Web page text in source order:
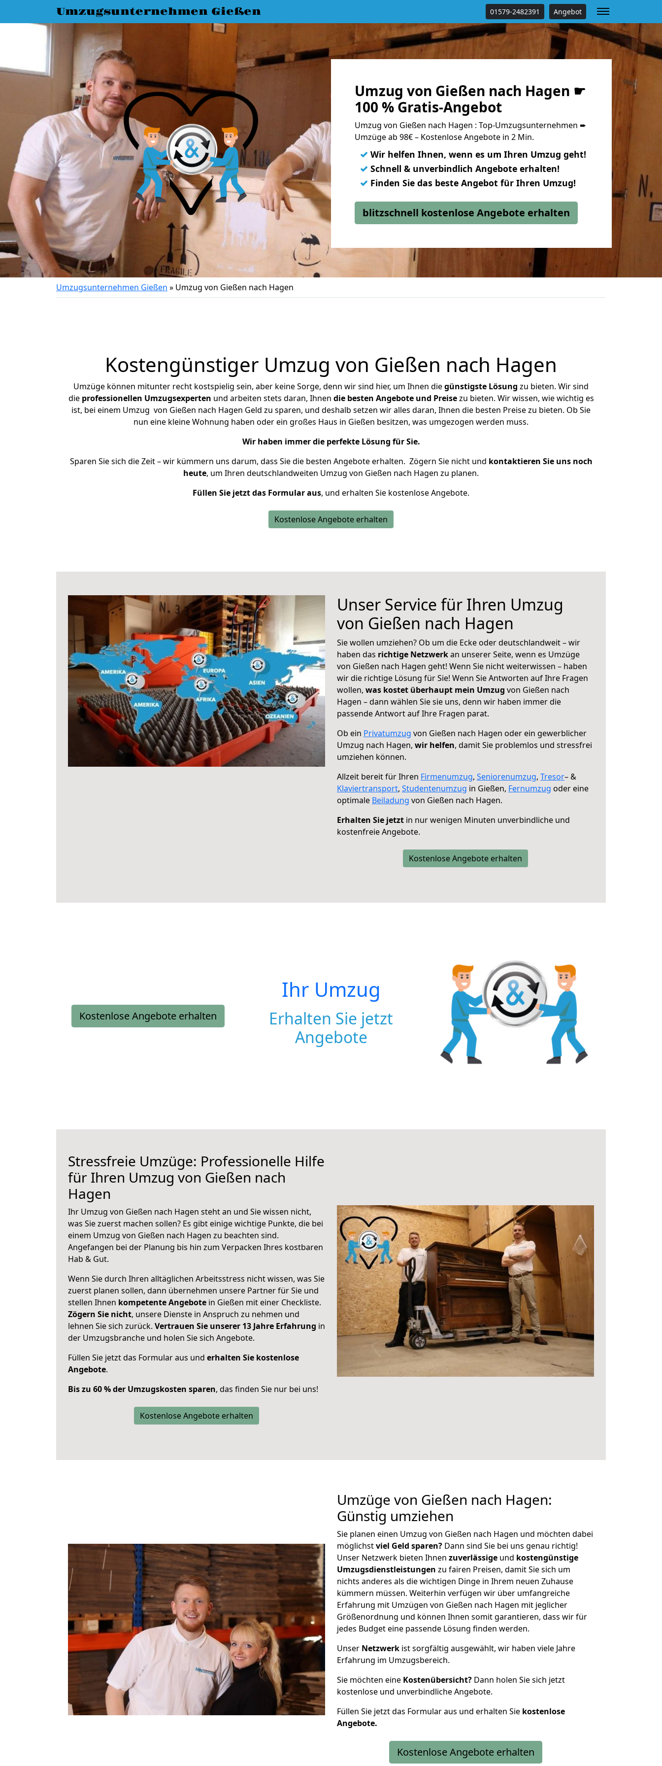
Umzugsunternehmen Gießen 01579-2482391 Angebot
Umzug von Gießen nach Hagen ☛
100 % Gratis-Angebot
Umzug von Gießen nach Hagen : Top-Umzugsunternehmen ➨
Umzüge ab 98€ – Kostenlose Angebote in 2 Min.
✓ Wir helfen Ihnen, wenn es um Ihren Umzug geht!
✓ Schnell & unverbindlich Angebote erhalten!
✓ Finden Sie das beste Angebot für Ihren Umzug!
blitzschnell kostenlose Angebote erhalten
Umzugsunternehmen Gießen » Umzug von Gießen nach Hagen
Kostengünstiger Umzug von Gießen nach Hagen
Umzüge können mitunter recht kostspielig sein, aber keine Sorge, denn wir sind hier, um Ihnen diegünstigste Lösung zu bieten. Wir sind
die professionellen Umzugsexperten und arbeiten stets daran, Ihnen die besten Angebote und Preisezu bieten. Wir wissen, wie wichtig es
ist, bei einem Umzug von Gießen nach Hagen Geld zu sparen, und deshalb setzen wir alles daran, Ihnen die besten Preise zu bieten. Ob Sie
nun eine kleine Wohnung haben oder ein großes Haus in Gießen besitzen, was umgezogen werden muss.
Wir haben immer die perfekte Lösung für Sie.
Sparen Sie sich die Zeit – wir kümmern uns darum, dass Sie die besten Angebote erhalten. Zögern Sie nicht und kontaktieren Sie uns noch
heute, um Ihren deutschlandweiten Umzug von Gießen nach Hagen zu planen.
Füllen Sie jetzt das Formular aus, und erhalten Sie kostenlose Angebote.
Kostenlose Angebote erhalten
Unser Service für Ihren Umzug
von Gießen nach Hagen
Sie wollen umziehen? Ob um die Ecke oder deutschlandweit – wir
haben das richtige Netzwerkan unserer Seite, wenn es Umzüge
von Gießen nach Hagen geht! Wenn Sie nicht weiterwissen – haben
wir die richtige Lösung für Sie! Wenn Sie Antworten auf Ihre Fragen
wollen, was kostet überhaupt mein Umzug von Gießen nach
Hagen – dann wählen Sie sie uns, denn wir haben immer die
passende Antwort auf Ihre Fragen parat.
Ob ein Privatumzug von Gießen nach Hagen oder ein gewerblicher
Umzug nach Hagen, wir helfen, damit Sie problemlos und stressfrei
umziehen können.
Allzeit bereit für Ihren Firmenumzug, Seniorenumzug, Tresor– &
Klaviertransport, Studentenumzug in Gießen, Fernumzug oder eine
optimale Beiladung von Gießen nach Hagen.
Erhalten Sie jetzt in nur wenigen Minuten unverbindliche und
kostenfreie Angebote.
Kostenlose Angebote erhalten
Kostenlose Angebote erhalten
Ihr Umzug
Erhalten Sie jetzt
Angebote
Stressfreie Umzüge: Professionelle Hilfe
für Ihren Umzug von Gießen nach
Hagen
Ihr Umzug von Gießen nach Hagen steht an und Sie wissen nicht,
was Sie zuerst machen sollen? Es gibt einige wichtige Punkte, die bei
einem Umzug von Gießen nach Hagen zu beachten sind.
Angefangen bei der Planung bis hin zum Verpacken Ihres kostbaren
Hab & Gut.
Wenn Sie durch Ihren alltäglichen Arbeitsstress nicht wissen, was Sie
zuerst planen sollen, dann übernehmen unsere Partner für Sie und
stellen Ihnen kompetente Angebote in Gießen mit einer Checkliste.
Zögern Sie nicht, unsere Dienste in Anspruch zu nehmen und
lehnen Sie sich zurück. Vertrauen Sie unserer 13 Jahre Erfahrung in
der Umzugsbranche und holen Sie sich Angebote.
Füllen Sie jetzt das Formular aus und erhalten Sie kostenlose
Angebote.
Bis zu 60 % der Umzugskosten sparen, das finden Sie nur bei uns!
Kostenlose Angebote erhalten
Umzüge von Gießen nach Hagen:
Günstig umziehen
Sie planen einen Umzug von Gießen nach Hagen und möchten dabei
möglichstviel Geld sparen? Dann sind Sie bei uns genau richtig!
Unser Netzwerk bieten Ihnen zuverlässige und kostengünstige
Umzugsdienstleistungen zu fairen Preisen, damit Sie sich um
nichts anderes als die wichtigen Dinge in Ihrem neuen Zuhause
kümmern müssen. Weiterhin verfügen wir über umfangreiche
Erfahrung mit Umzügen von Gießen nach Hagen mit jeglicher
Größenordnung und können Ihnen somit garantieren, dass wir für
jedes Budget eine passende Lösung finden werden.
Unser Netzwerk ist sorgfältig ausgewählt, wir haben viele Jahre
Erfahrung im Umzugsbereich.
Sie möchten eine Kostenübersicht? Dann holen Sie sich jetzt
kostenlose und unverbindliche Angebote.
Füllen Sie jetzt das Formular aus und erhalten Sie kostenlose
Angebote.
Kostenlose Angebote erhalten